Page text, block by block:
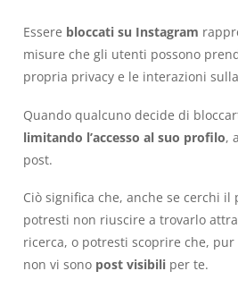
Essere bloccati su Instagram
misure che gli utenti possono
propria privacy e le interazioni
Quando qualcuno decide di
limitando l’accesso al suo profilo,
post.
Ciò significa che, anche se cerchi il
potresti non riuscire a trovarlo
ricerca, o potresti scoprire che,
non vi sono post visibili per te.